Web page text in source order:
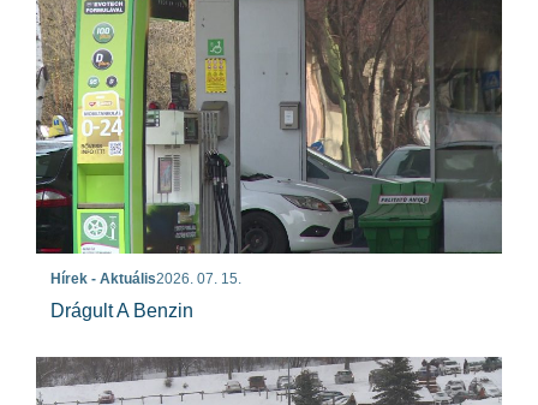
Hírek - Aktuális2026. 07. 15.
Drágult A Benzin